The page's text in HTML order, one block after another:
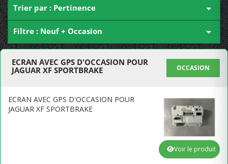
Trier par : Pertinence 
Filtre : Neuf + Occasion 
ECRAN AVEC GPS D'OCCASION POUR
JAGUAR XF SPORTBRAKE
OCCASION
ECRAN AVEC GPS D'OCCASION POUR
JAGUAR XF SPORTBRAKE
Voir le produit